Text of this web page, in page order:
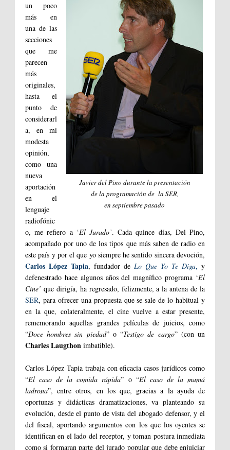
Javier del Pino durante la presentación
de la programación de la SER,
en septiembre pasado
un poco
más en
una de las
secciones
que me
parecen
más
originales,
hasta el
punto de
considerarl
a, en mi
modesta
opinión,
como una
nueva
aportación
en el
lenguaje
radiofónic
o, me refiero a ‘El Jurado’. Cada quince días, Del Pino,
acompañado por uno de los tipos que más saben de radio en
este país y por el que yo siempre he sentido sincera devoción,
Carlos López Tapia, fundador de Lo Que Yo Te Diga, y
defenestrado hace algunos años del magnífico programa ‘El
Cine’ que dirigía, ha regresado, felizmente, a la antena de la
SER, para ofrecer una propuesta que se sale de lo habitual y
en la que, colateralmente, el cine vuelve a estar presente,
rememorando aquellas grandes películas de juicios, como
“Doce hombres sin piedad” o “Testigo de cargo” (con un
Charles Laugthon imbatible).
Carlos López Tapia trabaja con eficacia casos jurídicos como
“El caso de la comida rápida” o “El caso de la mamá
ladrona”, entre otros, en los que, gracias a la ayuda de
oportunas y didácticas dramatizaciones, va planteando su
evolución, desde el punto de vista del abogado defensor, y el
del fiscal, aportando argumentos con los que los oyentes se
identifican en el lado del receptor, y toman postura inmediata
como si formaran parte del jurado popular que debe enjuiciar